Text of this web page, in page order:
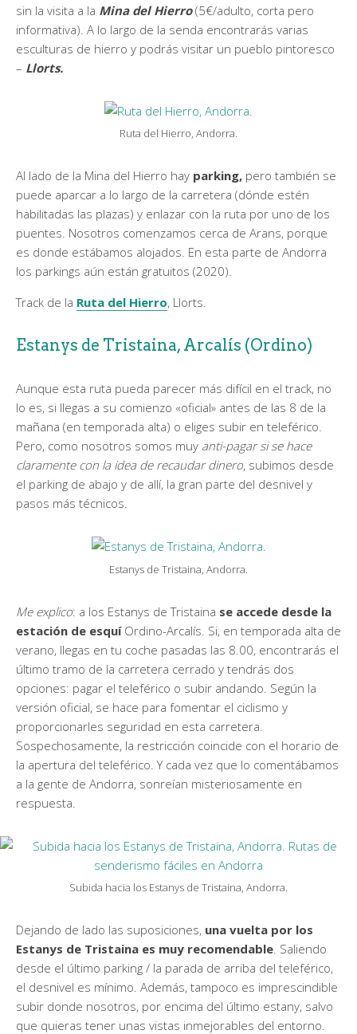
sin la visita a la Mina del Hierro(5€/adulto, corta pero
informativa). A lo largo de la senda encontrarás varias
esculturas de hierro y podrás visitar un pueblo pintoresco
– Llorts.
Ruta del Hierro, Andorra.
Al lado de la Mina del Hierro hay parking, pero también se
puede aparcar a lo largo de la carretera (dónde estén
habilitadas las plazas) y enlazar con la ruta por uno de los
puentes. Nosotros comenzamos cerca de Arans, porque
es donde estábamos alojados. En esta parte de Andorra
los parkings aún están gratuitos (2020).
Track de la Ruta del Hierro, Llorts.
Estanys de Tristaina, Arcalís (Ordino)
Aunque esta ruta pueda parecer más difícil en el track, no
lo es, si llegas a su comienzo «oficial» antes de las 8 de la
mañana (en temporada alta) o eliges subir en teleférico.
Pero, como nosotros somos muy anti-pagar si se hace
claramente con la idea de recaudar dinero, subimos desde
el parking de abajo y de allí, la gran parte del desnivel y
pasos más técnicos.
Estanys de Tristaina, Andorra.
Me explico: a los Estanys de Tristaina se accede desde la
estación de esquíOrdino-Arcalís. Si, en temporada alta de
verano, llegas en tu coche pasadas las 8.00, encontrarás el
último tramo de la carretera cerrado y tendrás dos
opciones: pagar el teleférico o subir andando. Según la
versión oficial, se hace para fomentar el ciclismo y
proporcionarles seguridad en esta carretera.
Sospechosamente, la restricción coincide con el horario de
la apertura del teleférico. Y cada vez que lo comentábamos
a la gente de Andorra, sonreían misteriosamente en
respuesta.
Subida hacia los Estanys de Tristaina, Andorra.
Dejando de lado las suposiciones, una vuelta por los
Estanys de Tristaina es muy recomendable. Saliendo
desde el último parking / la parada de arriba del teleférico,
el desnivel es mínimo. Además, tampoco es imprescindible
subir donde nosotros, por encima del último estany, salvo
que quieras tener unas vistas inmejorables del entorno.